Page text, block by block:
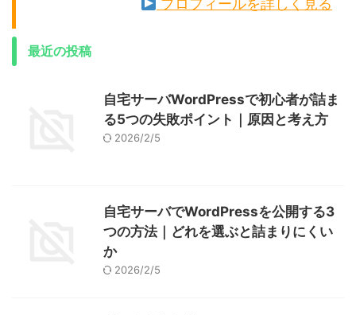
プロフィールを詳しく見る
最近の投稿
自宅サーバWordPressで初心者が詰ま
る5つの失敗ポイント｜原因と考え方
2026/2/5
自宅サーバでWordPressを公開する3
つの方法｜どれを選ぶと詰まりにくい
か
2026/2/5